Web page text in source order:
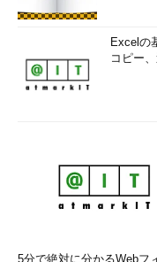
コマンド実行例
fc-match --sort
（日本語環境で「serif
Excelの
コピー
5分で絶対に分かるWebフ